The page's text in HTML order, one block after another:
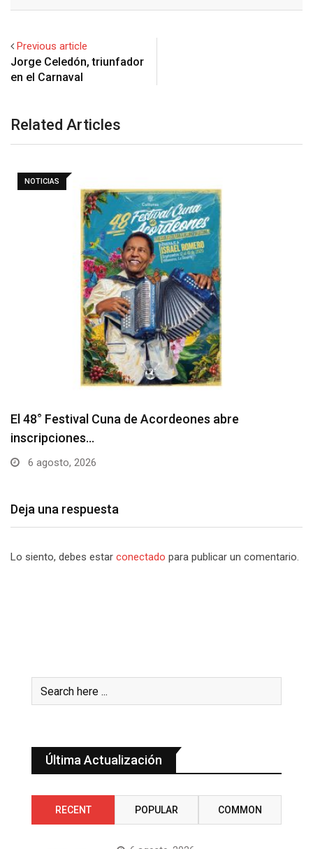
Previous article
Jorge Celedón, triunfador
Related Articles
NOTICIAS
Barranquilla realizará el concierto ‘Capital de la
Patria…
6 agosto, 2026
Deja una respuesta
Lo siento, debes estar conectado para publicar un comentario.
Última Actualización
RECENT POPULAR COMMON